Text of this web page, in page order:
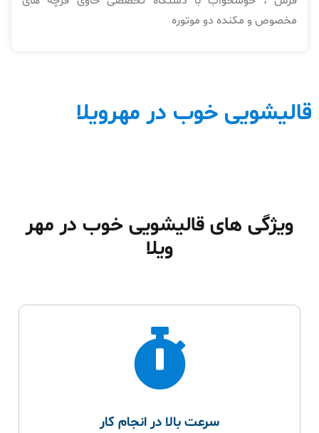
مخصوص و مکنده دو موتوره
قالیشویی خوب در مهرویلا
ویژگی های قالیشویی خوب در مهر
ویلا
سرعت بالا در انجام کار